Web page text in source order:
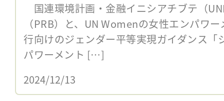
国連環境計画・金融イニシアチブテ（
（PRB）と、UN Womenの女性エンパワ
行向けのジェンダー平等実現ガイダンス「
パワーメント […]
2024/12/13